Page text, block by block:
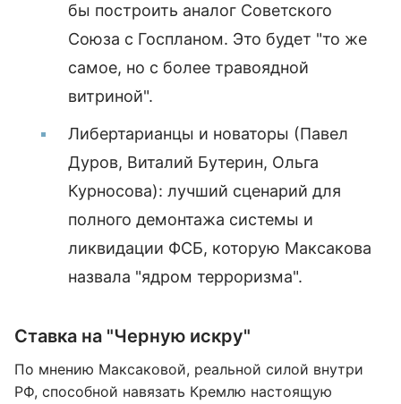
бы построить аналог Советского
Союза с Госпланом. Это будет "то же
самое, но с более травоядной
витриной".
Либертарианцы и новаторы (Павел
Дуров, Виталий Бутерин, Ольга
Курносова): лучший сценарий для
полного демонтажа системы и
ликвидации ФСБ, которую Максакова
назвала "ядром терроризма".
Ставка на "Черную искру"
По мнению Максаковой, реальной силой внутри
РФ, способной навязать Кремлю настоящую